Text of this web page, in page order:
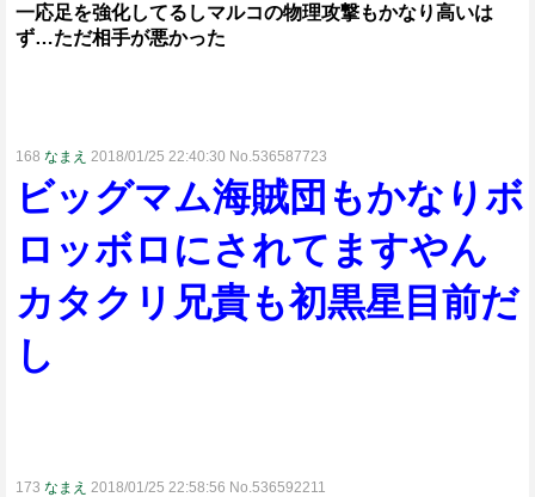
一応足を強化してるしマルコの物理攻撃もかなり高いは
ず…ただ相手が悪かった
168 なまえ 2018/01/25 22:40:30 No.536587723
ビッグマム海賊団もかなりボ
ロッボロにされてますやん
カタクリ兄貴も初黒星目前だ
し
173 なまえ 2018/01/25 22:58:56 No.536592211